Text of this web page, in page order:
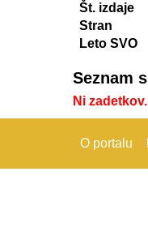
Št. izdaje
Stran
Leto SVO
Seznam
Ni zadetkov.
O portalu